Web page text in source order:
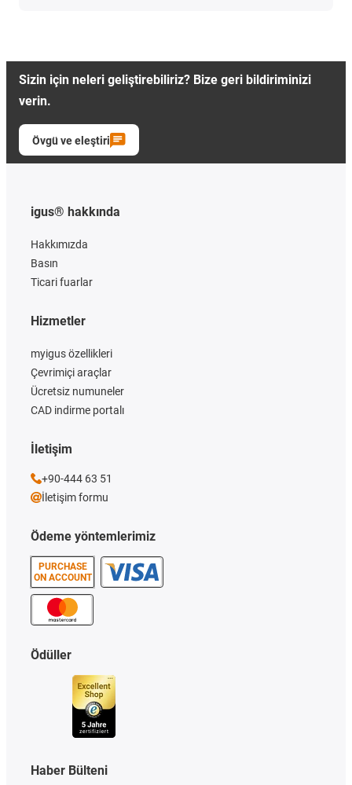
Sizin için neleri geliştirebiliriz? Bize geri bildiriminizi
verin.
Övgü ve eleştiri
igus® hakkında
Hakkımızda
Basın
Ticari fuarlar
Ödeme yöntemlerimiz
PURCHASE
ON ACCOUNT
Hizmetler
myigus özellikleri
Çevrimiçi araçlar
Ücretsiz numuneler
CAD indirme portalı
Ödüller
Haber Bülteni
İletişim
+90-444 63 51
İletişim formu